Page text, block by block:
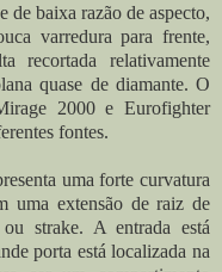
de baixa razão de aspecto,
varredura para frente,
recortada relativamente
quase de diamante. O
2000 e Eurofighter
fontes.
uma forte curvatura
uma extensão de raiz de
strake. A entrada está
porta está localizada na